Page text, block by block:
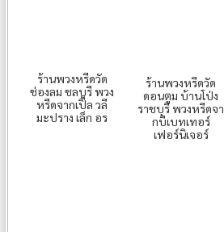
ร้านพวงหรีดวัด
ช่องลม ชลบุรี พวง
หรีดจากเปิ้ล วลี
มะปราง เล็ก อร
ร้านพวงหรีดวัด
ดอนตูม บ้านโป่ง
ราชบุรี พวงหรีดจา
กบีเบทเทอร์
เฟอร์นิเจอร์